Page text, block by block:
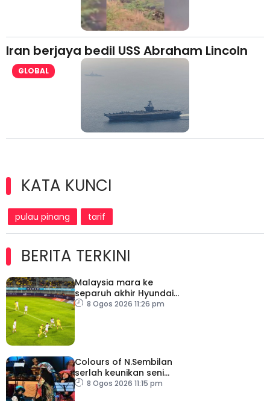
Iran berjaya bedil USS Abraham Lincoln
GLOBAL
KATA KUNCI
pulau pinang tarif
BERITA TERKINI
Malaysia mara ke
separuh akhir Hyundai
ASEAN Cup
8 Ogos 2026 11:26 pm
Colours of N.Sembilan
serlah keunikan seni
budaya negeri beradat
8 Ogos 2026 11:15 pm